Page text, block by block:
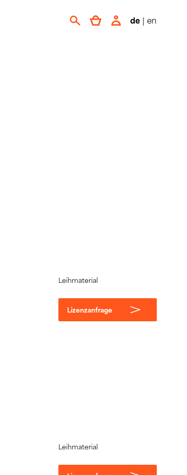
de | en
Leihmaterial
Lizenzanfrage
Leihmaterial